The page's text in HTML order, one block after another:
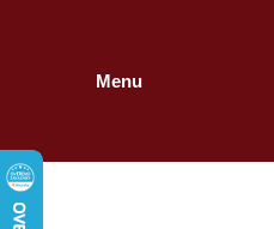
Menu